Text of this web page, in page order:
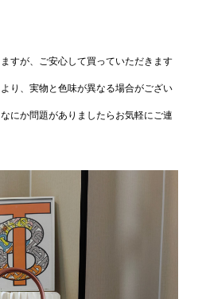
すが、ご安心して買っていただきます
り、実物と色味が異なる場合がござい
にか問題がありましたらお気軽にご連